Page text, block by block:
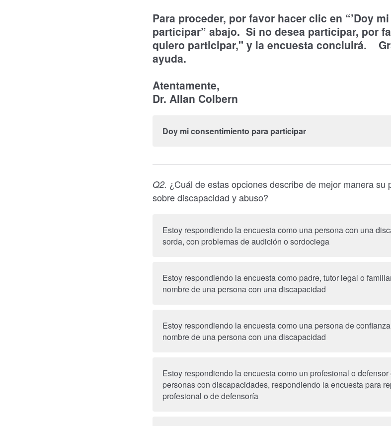
Para proceder, por favor hacer clic en “’Doy
participar” abajo. Si no desea participar, por
quiero participar," y la encuesta concluirá.
ayuda.
Atentamente,
Dr. Allan Colbern
Doy mi consentimiento para participar
Q2. ¿Cuál de estas opciones describe de mejor manera su
sobre discapacidad y abuso?
Estoy respondiendo la encuesta como una persona con una
sorda, con problemas de audición o sordociega
Estoy respondiendo la encuesta como padre, tutor legal o
nombre de una persona con una discapacidad
Estoy respondiendo la encuesta como una persona de
nombre de una persona con una discapacidad
Estoy respondiendo la encuesta como un profesional o
personas con discapacidades, respondiendo la encuesta para
profesional o de defensoría